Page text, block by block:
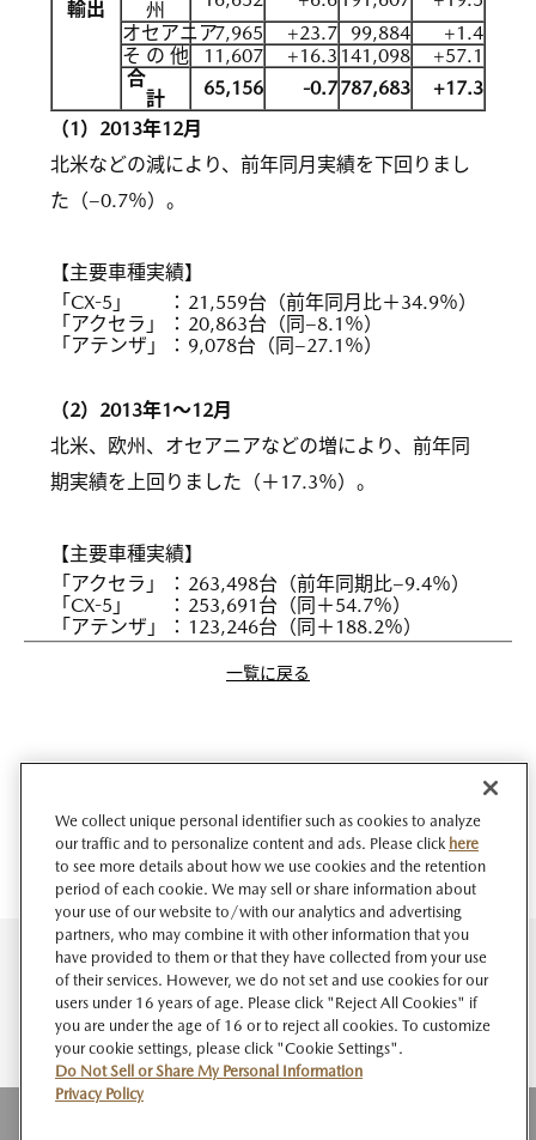
輸出
州
オセアニア7,965 +23.7 99,884
+1.4
そ の 他
11,607 +16.3 141,098
+57.1
合
計
65,156 -0.7787,683
+17.3
（1）2013年12月
北米などの減により、前年同月実績を下回りまし
た（−0.7％）。
【主要車種実績】
「CX-5」
： 21,559台（前年同月比＋34.9％）
「アクセラ」
： 20,863台（同−8.1％）
「アテンザ」
： 9,078台（同−27.1％）
（2）2013年1〜12月
北米、欧州、オセアニアなどの増により、前年同
期実績を上回りました（＋17.3％）。
【主要車種実績】
「アクセラ」
： 263,498台（前年同期比−9.4％）
「CX-5」
： 253,691台（同＋54.7％）
「アテンザ」
： 123,246台（同＋188.2％）
一覧に戻る
We collect unique personal identifier such as cookies to analyze
our traffic and to personalize content and ads. Please click here
to see more details about how we use cookies and the retention
period of each cookie. We may sell or share information about
your use of our website to/with our analytics and advertising
partners, who may combine it with other information that you
have provided to them or that they have collected from your use
of their services. However, we do not set and use cookies for our
users under 16 years of age. Please click "Reject All Cookies" if
you are under the age of 16 or to reject all cookies. To customize
your cookie settings, please click "Cookie Settings".
Do Not Sell or Share My Personal Information
Privacy Policy